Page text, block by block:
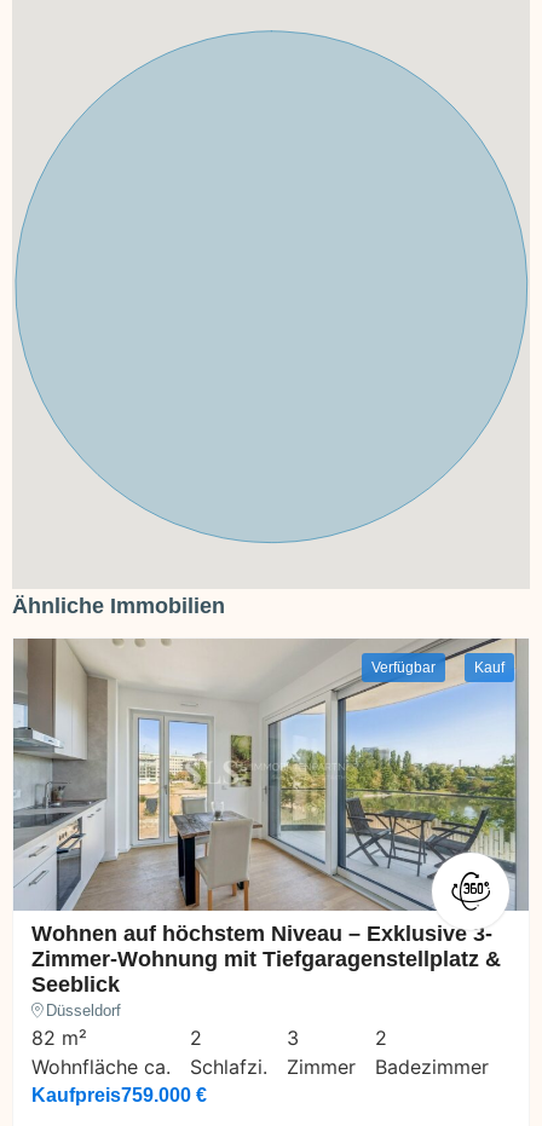
Ähnliche Immobilien
Verfügbar Kauf
Wohnen auf höchstem Niveau – Exklusive 3-
Zimmer-Wohnung mit Tiefgaragenstellplatz &
Seeblick
Düsseldorf
82 m²
Wohnfläche ca.
2
Schlafzi.
3
Zimmer
2
Badezimmer
Kaufpreis759.000 €